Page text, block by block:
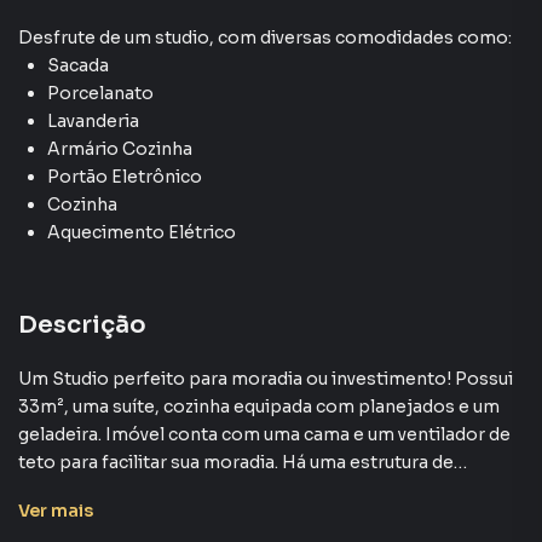
Desfrute de um studio, com diversas comodidades como:
Sacada
Porcelanato
Lavanderia
Armário Cozinha
Portão Eletrônico
Cozinha
Aquecimento Elétrico
Descrição
Um Studio perfeito para moradia ou investimento! Possui
33m², uma suíte, cozinha equipada com planejados e um
geladeira. Imóvel conta com uma cama e um ventilador de
teto para facilitar sua moradia. Há uma estrutura de
Ver mais